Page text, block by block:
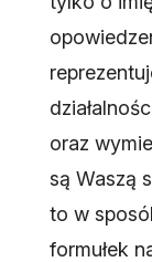
oraz
są Waszą
to w
formułek